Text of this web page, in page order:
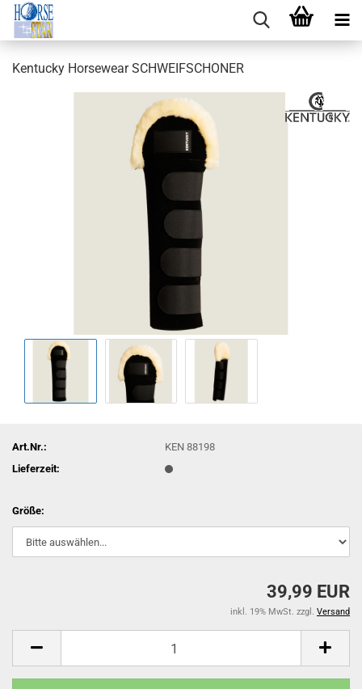
Kentucky Horsewear SCHWEIFSCHONER
Art.Nr.:
KEN 88198
Lieferzeit:
Größe:
39,99 EUR
inkl. 19% MwSt. zzgl. Versand